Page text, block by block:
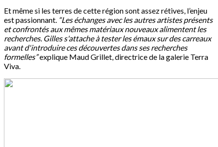
Et même si les terres de cette région sont assez rétives, l’enjeu
est passionnant. “Les échanges avec les autres artistes présents
et confrontés aux mêmes matériaux nouveaux alimentent les
recherches. Gilles s'attache à tester les émaux sur des carreaux
avant d'introduire ces découvertes dans ses recherches
formelles”explique Maud Grillet, directrice de la galerie Terra
Viva.